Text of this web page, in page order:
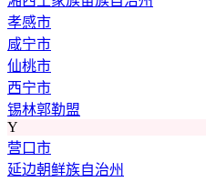
孝感市
咸宁市
仙桃市
西宁市
锡林郭勒盟
Y
营口市
延边朝鲜族自治州